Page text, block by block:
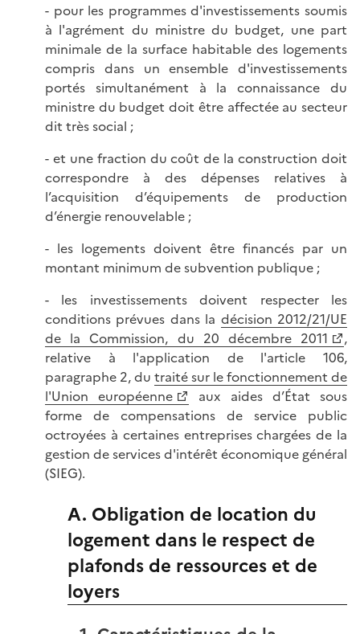
- pour les programmes d'investissements soumis
à l'agrément du ministre du budget, une part
minimale de la surface habitable des logements
compris dans un ensemble d'investissements
portés simultanément à la connaissance du
ministre du budget doit être affectée au secteur
dit très social ;
- et une fraction du coût de la construction doit
correspondre à des dépenses relatives à
l’acquisition d’équipements de production
d’énergie renouvelable ;
- les logements doivent être financés par un
montant minimum de subvention publique ;
- les investissements doivent respecter les
conditions prévues dans la décision 2012/21/UE
de la Commission, du 20 décembre 2011
,
relative à l'application de l'article 106,
paragraphe 2, du traité sur le fonctionnement de
l'Union européenne
aux aides d’État sous
forme de compensations de service public
octroyées à certaines entreprises chargées de la
gestion de services d'intérêt économique général
(SIEG).
A. Obligation de location du
logement dans le respect de
plafonds de ressources et de
loyers